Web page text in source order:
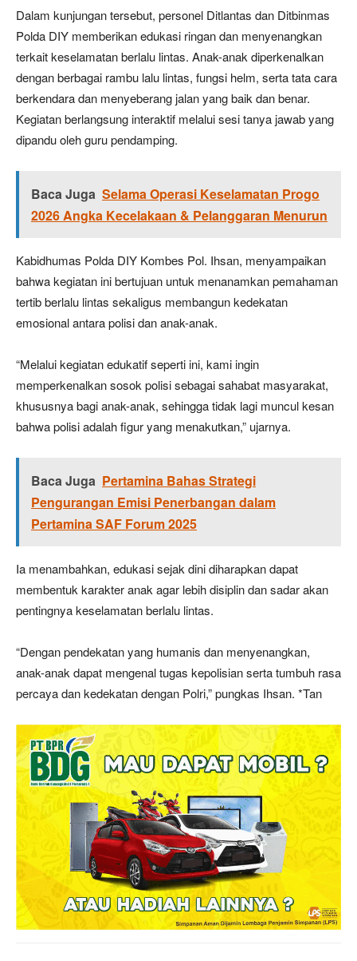
Dalam kunjungan tersebut, personel Ditlantas dan Ditbinmas
Polda DIY memberikan edukasi ringan dan menyenangkan
terkait keselamatan berlalu lintas. Anak-anak diperkenalkan
dengan berbagai rambu lalu lintas, fungsi helm, serta tata cara
berkendara dan menyeberang jalan yang baik dan benar.
Kegiatan berlangsung interaktif melalui sesi tanya jawab yang
dipandu oleh guru pendamping.
Baca Juga Selama Operasi Keselamatan Progo
2026 Angka Kecelakaan & Pelanggaran Menurun
Kabidhumas Polda DIY Kombes Pol. Ihsan, menyampaikan
bahwa kegiatan ini bertujuan untuk menanamkan pemahaman
tertib berlalu lintas sekaligus membangun kedekatan
emosional antara polisi dan anak-anak.
“Melalui kegiatan edukatif seperti ini, kami ingin
memperkenalkan sosok polisi sebagai sahabat masyarakat,
khususnya bagi anak-anak, sehingga tidak lagi muncul kesan
bahwa polisi adalah figur yang menakutkan,” ujarnya.
Baca Juga Pertamina Bahas Strategi
Pengurangan Emisi Penerbangan dalam
Pertamina SAF Forum 2025
Ia menambahkan, edukasi sejak dini diharapkan dapat
membentuk karakter anak agar lebih disiplin dan sadar akan
pentingnya keselamatan berlalu lintas.
“Dengan pendekatan yang humanis dan menyenangkan,
anak-anak dapat mengenal tugas kepolisian serta tumbuh rasa
percaya dan kedekatan dengan Polri,” pungkas Ihsan. *Tan